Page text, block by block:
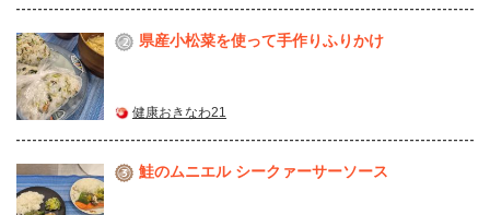
2 県産⼩松菜を使って⼿作りふりかけ
健康おきなわ21
3 鮭のムニエル シークァーサーソース